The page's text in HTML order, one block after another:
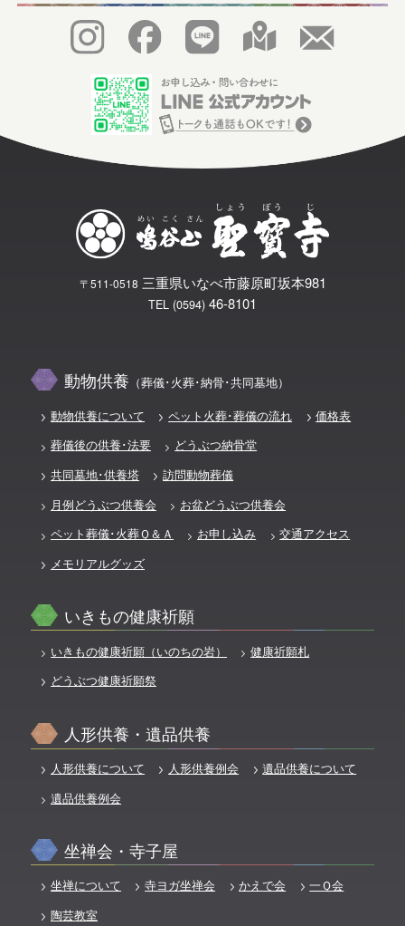
〒511-0518 三重県いなべ市藤原町坂本981
TEL (0594) 46-8101
動物供養 （葬儀･火葬･納骨･共同墓地）
動物供養について
ペット火葬･葬儀の流れ
価格表
葬儀後の供養･法要
どうぶつ納骨堂
共同墓地･供養塔
訪問動物葬儀
月例どうぶつ供養会
お盆どうぶつ供養会
ペット葬儀･火葬Ｑ＆Ａ
お申し込み
交通アクセス
メモリアルグッズ
いきもの健康祈願
いきもの健康祈願（いのちの岩）
健康祈願札
どうぶつ健康祈願祭
人形供養・遺品供養
人形供養について 人形供養例会
遺品供養について
遺品供養例会
坐禅会・寺子屋
坐禅について 寺ヨガ坐禅会 かえで会
一Ｑ会
陶芸教室